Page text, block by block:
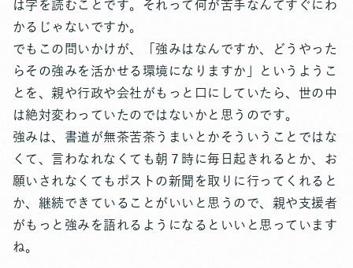
は字を読むことです。それって何が苦手なんてすぐにわ
かるじゃないですか。
でもこの問いかけが、「強みはなんですか、どうやった
らその強みを活かせる環境になりますか」というようこ
とを、親や行政や会社がもっと口にしていたら、世の中
は絶対変わっていたのではないかと思うのです。
強みは、書道が無茶苦茶うまいとかそういうことではな
くて、言わなれなくても朝７時に毎日起きれるとか、お
願いされなくてもポストの新聞を取りに行ってくれると
か、継続できていることがいいと思うので、親や支援者
がもっと強みを語れるようになるといいと思っています
ね。